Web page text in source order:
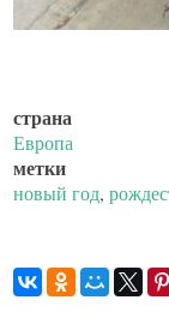
страна
Европа
метки
новый год,